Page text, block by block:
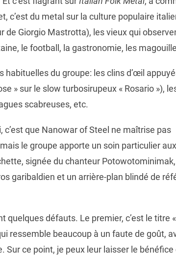
c’est du metal sur la culture populaire
de Giorgio Mastrotta), les vieux qui
le football, la gastronomie, les
habituelles du groupe: les clins d’œil
» sur le slow turbosirupeux « Rosario »),
scabreuses, etc.
c’est que Nanowar of Steel ne maîtrise pas
le groupe apporte un soin particulier
signée du chanteur
garibaldien et un arrière-plan blindé de
quelques défauts. Le premier, c’est le titre
ressemble beaucoup à un faute de goût,
Sur ce point, je peux leur laisser le bénéfice